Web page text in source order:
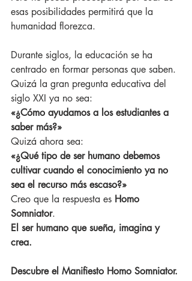
esas posibilidades permitirá que la
humanidad florezca.
Durante siglos, la educación se ha
centrado en formar personas que saben.
Quizá la gran pregunta educativa del
siglo XXI ya no sea:
«¿Cómo ayudamos a los estudiantes a
saber más?»
Quizá ahora sea:
«¿Qué tipo de ser humano debemos
cultivar cuando el conocimiento ya no
sea el recurso más escaso?»
Creo que la respuesta es Homo
Somniator.
El ser humano que sueña, imagina y
crea.
Descubre el Manifiesto Homo Somniator.